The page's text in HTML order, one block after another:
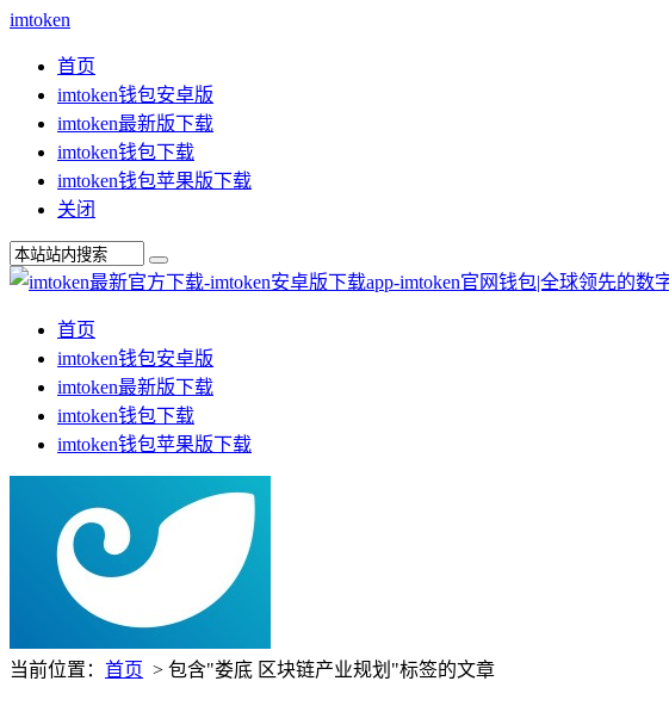
imtoken
首页
imtoken钱包安卓版
imtoken最新版下载
imtoken钱包下载
imtoken钱包苹果版下载
关闭
首页
imtoken钱包安卓版
imtoken最新版下载
imtoken钱包下载
imtoken钱包苹果版下载
当前位置： 首页 > 包含"娄底 区块链产业规划"标签的文章